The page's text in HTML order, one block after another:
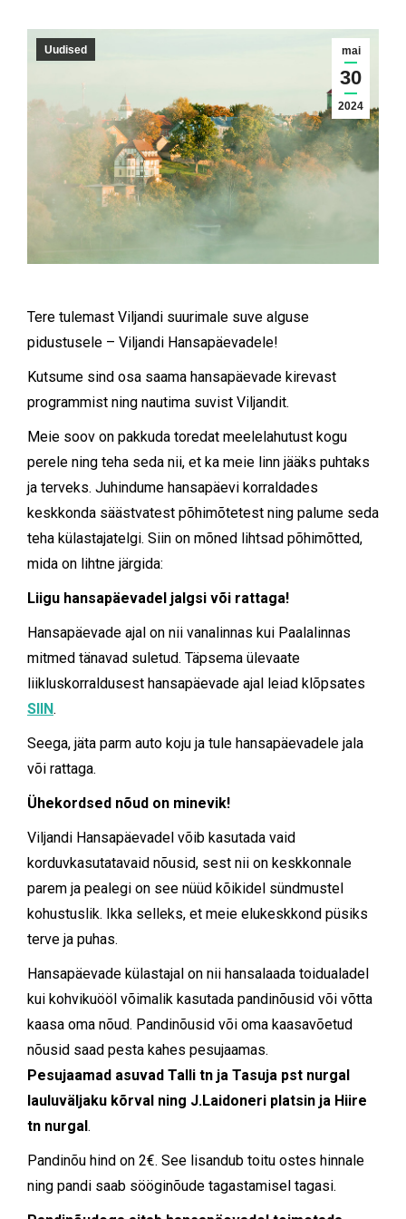
mai
30
2024
Uudised
Tere tulemast Viljandi suurimale suve alguse
pidustusele – Viljandi Hansapäevadele!
Kutsume sind osa saama hansapäevade kirevast
programmist ning nautima suvist Viljandit.
Meie soov on pakkuda toredat meelelahutust kogu
perele ning teha seda nii, et ka meie linn jääks puhtaks
ja terveks. Juhindume hansapäevi korraldades
keskkonda säästvatest põhimõtetest ning palume seda
teha külastajatelgi. Siin on mõned lihtsad põhimõtted,
mida on lihtne järgida:
Liigu hansapäevadel jalgsi või rattaga!
Hansapäevade ajal on nii vanalinnas kui Paalalinnas
mitmed tänavad suletud. Täpsema ülevaate
liikluskorraldusest hansapäevade ajal leiad klõpsates
SIIN.
Seega, jäta parm auto koju ja tule hansapäevadele jala
või rattaga.
Ühekordsed nõud on minevik!
Viljandi Hansapäevadel võib kasutada vaid
korduvkasutatavaid nõusid, sest nii on keskkonnale
parem ja pealegi on see nüüd kõikidel sündmustel
kohustuslik. Ikka selleks, et meie elukeskkond püsiks
terve ja puhas.
Hansapäevade külastajal on nii hansalaada toidualadel
kui kohvikuööl võimalik kasutada pandinõusid või võtta
kaasa oma nõud. Pandinõusid või oma kaasavõetud
nõusid saad pesta kahes pesujaamas.
Pesujaamad asuvad Talli tn ja Tasuja pst nurgal
lauluväljaku kõrval ning J.Laidoneri platsin ja Hiire
tn nurgal.
Pandinõu hind on 2€. See lisandub toitu ostes hinnale
ning pandi saab sööginõude tagastamisel tagasi.